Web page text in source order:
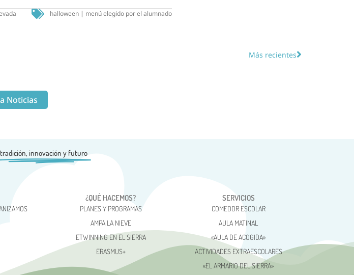
halloween | menú elegido por el alumnado
Más recientes
Noticias
tradición, innovación y futuro
¿QUÉ HACEMOS?
PLANES Y PROGRAMAS
AMPA LA NIEVE
ETWINNING EN EL SIERRA
ERASMUS+
SERVICIOS
COMEDOR ESCOLAR
AULA MATINAL
«AULA DE ACOGIDA»
ACTIVIDADES EXTRAESCOLARES
«EL ARMARIO DEL SIERRA»